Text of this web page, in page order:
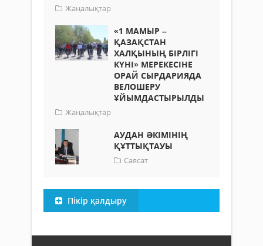
Жаңалықтар
«1 МАМЫР –
ҚАЗАҚСТАН
ХАЛҚЫНЫҢ БІРЛІГІ
КҮНІ» МЕРЕКЕСІНЕ
ОРАЙ СЫРДАРИЯДА
ВЕЛОШЕРУ
ҰЙЫМДАСТЫРЫЛДЫ
Жаңалықтар
АУДАН ӘКІМІНІҢ
ҚҰТТЫҚТАУЫ
Саясат
Пікір қалдыру